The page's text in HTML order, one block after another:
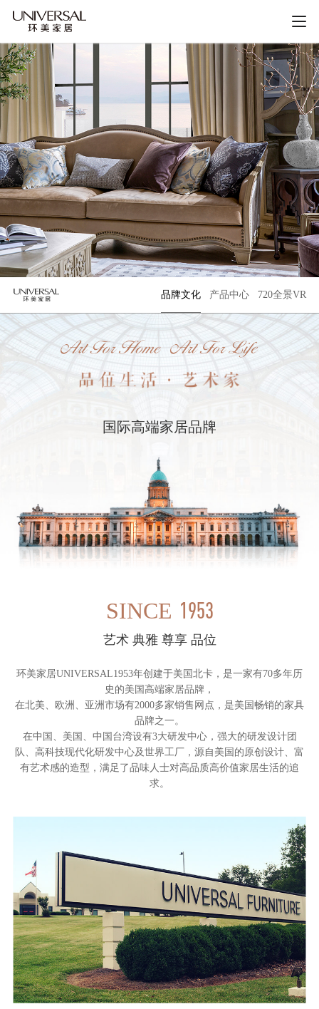
品牌文化 产品中心 720全景VR
国际高端家居品牌
SINCE 1953
艺术 典雅 尊享 品位
环美家居UNIVERSAL1953年创建于美国北卡，是一家有70多年历
史的美国高端家居品牌，
在北美、欧洲、亚洲市场有2000多家销售网点，是美国畅销的家具
品牌之一。
在中国、美国、中国台湾设有3大研发中心，强大的研发设计团
队、高科技现代化研发中心及世界工厂，源自美国的原创设计、富
有艺术感的造型，满足了品味人士对高品质高价值家居生活的追
求。